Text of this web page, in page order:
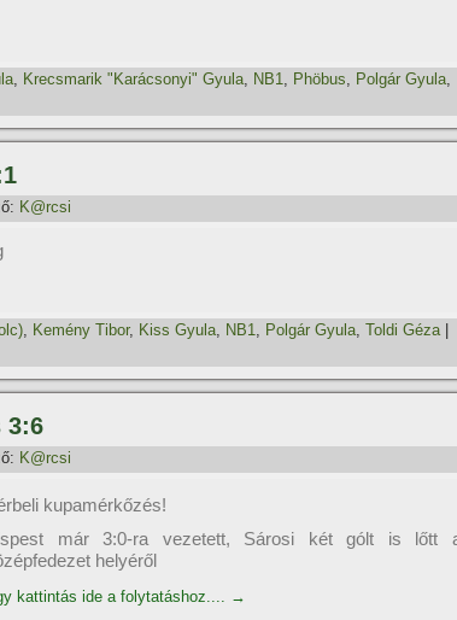
, Krecsmarik "Karácsonyi" Gyula, NB1, Phöbus, Polgár Gyula,
K@rcsi
, Kemény Tibor, Kiss Gyula, NB1, Polgár Gyula, Toldi Géza|
3:6
K@rcsi
kupamérkőzés!
már 3:0-ra vezetett, Sárosi két gólt is lőtt
helyéről
kattintás ide a folytatáshoz.... →